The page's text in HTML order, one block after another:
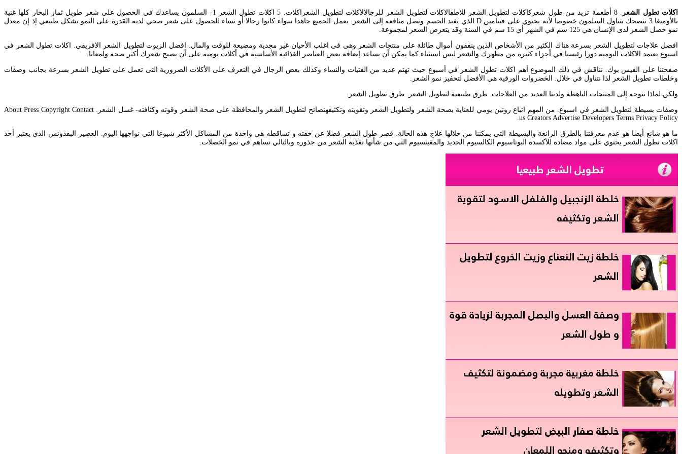
اكلات تطول الشعر
. 8 أطعمة تزيد من طول شعركاكلات لتطويل الشعر للاطفالاكلات لتطويل الشعر للرجالالاكلات لتطويل الشعراكلات. 5 اكلات تطول الشعر 1- السلمون يساعدك في الحصول على شعر طويل ثمار البحار كلها غنية
بالأوميغا 3 ننصحك بتناول السلمون خصوصا لأنه يحتوي على فيتامين D الذي يفيد الجسم وتصل منافعه إلى الشعر. يعمل الجميع جاهدا سواء كانوا رجالا أو نساء للحصول على شعر صحي لديه القدرة على النمو بشكل طبيعي إذ إن معدل
نمو خصل الشعر لدى الإنسان هي 125 سم في الشهر أي 15 سم في السنة وقد يتعرض الشعر لمجموعة.
افضل علاجات لتطويل الشعر بسرعة هناك الكثير من الأشخاص الذين ينفقون أموال طائلة على منتجات الشعر وهى فى اغلب الأحيان غير مجدية ومضيعة للوقت والمال. افضل الزيوت لتطويل الشعر الافريقي. اكلات تطول الشعر في
اسبوع يعتمد الاكلات اليومية دورا رئيسيا في أجزاء كثيرة من مظهرك والشعر ليس استثناء كما يمكن أن يساعد إضافة بعض العناصر الغذائية الأساسية في أكلات يومية على أن يصبح شعرك أكثر صحة ولمعانا.
صفحتنا على الفيس بوك. نناقش في ذلك الموضوع أهم اكلات تطول الشعر في أسبوع حيث تهتم عديد من الفتيات والنساء وكذلك بعض الرجال في التعرف على الأكلات الضرورية التى تعمل على تطويل الشعر بسرعة بجانب وصفات
وخلطات تطويل الشعر لذا نتناول في خلال. الخضروات الورقية هي الأفضل لتحفيز نمو الشعر.
ولكن لماذا نتوجه إلى المنتجات الباهظة ولدينا العديد من العلاجات. طرق طبيعية لتطويل الشعر. طرق تطويل الشعر.
وصفات بسيطة لتطويل الشعر في اسبوع. من المهم اتباع روتين يومي للعناية بصحة الشعر ولتطويل الشعر وتقويته وتكثيفهنصائح لتطويل الشعر والمحافظة على صحة الشعر وقوته وكثافته- غسل الشعر. About Press Copyright Contact
us Creators Advertise Developers Terms Privacy Policy.
ما هو شائع أيضا هو عدم معرفتنا بالطرق الرائعة والبسيطة التي يمكننا من خلالها علاج هذه الحالة. قصر طول الشعر فضلا عن خفته و تساقطه هي واحدة من المشاكل الأكثر شيوعا التي نواجهها اليوم. العصير البقدونس الذي يعتبر أحد
اكلات تطول الشعر يحتوي على مواد مضادة للأكسدة البوتاسيوم الكالسيوم الحديد والمغينسيوم التي من شأنها تغذية الشعر من جذوره وبالتالي تساهم في نمو الخصلات.